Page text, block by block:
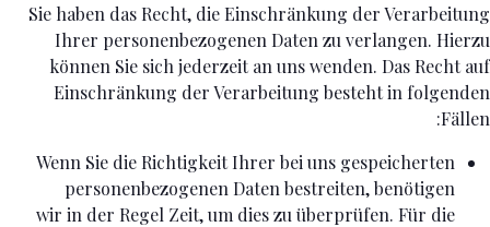
Sie haben das Recht, die Einschränkung der Verarbeitung
Ihrer personenbezogenen Daten zu verlangen. Hierzu
können Sie sich jederzeit an uns wenden. Das Recht auf
Einschränkung der Verarbeitung besteht in folgenden
Fällen:
Wenn Sie die Richtigkeit Ihrer bei uns gespeicherten
personenbezogenen Daten bestreiten, benötigen
wir in der Regel Zeit, um dies zu überprüfen. Für die